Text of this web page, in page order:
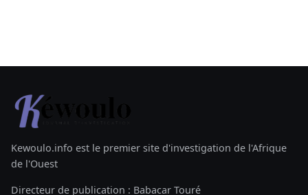
Kewoulo.info est le premier site d'investigation de l'Afrique
de l'Ouest
Directeur de publication : Babacar Touré